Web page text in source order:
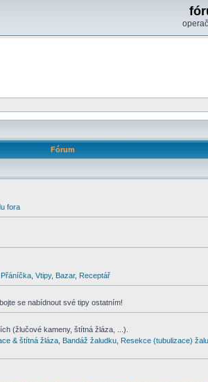
Fórum
fora
Přáníčka Vtipy, Bazar, Receptář
se nabídnout své tipy ostatním!
(žlučové kameny, štítná žláza, ...).
& štítná žláza Bandáž žaludku Resekce (tubulizace)